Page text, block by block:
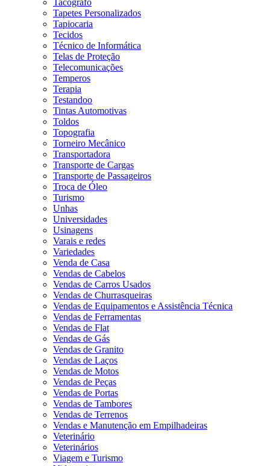
Tacógrafo
Tapetes Personalizados
Tapiocaria
Tecidos
Técnico de Informática
Telas de Proteção
Telecomunicações
Temperos
Terapia
Testandoo
Tintas Automotivas
Toldos
Topografia
Torneiro Mecânico
Transportadora
Transporte de Cargas
Transporte de Passageiros
Troca de Óleo
Turismo
Unhas
Universidades
Usinagens
Varais e redes
Variedades
Venda de Casa
Vendas de Cabelos
Vendas de Carros Usados
Vendas de Churrasqueiras
Vendas de Equipamentos e Assistência Técnica
Vendas de Ferramentas
Vendas de Flat
Vendas de Gás
Vendas de Granito
Vendas de Laços
Vendas de Motos
Vendas de Peças
Vendas de Portas
Vendas de Tambores
Vendas de Terrenos
Vendas e Manutenção em Empilhadeiras
Veterinário
Veterinários
Viagem e Turismo